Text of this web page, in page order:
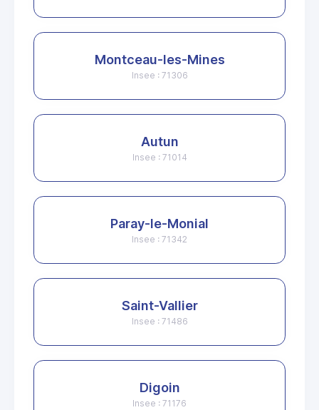
Montceau-les-Mines
Insee : 71306
Autun
Insee : 71014
Paray-le-Monial
Insee : 71342
Saint-Vallier
Insee : 71486
Digoin
Insee : 71176